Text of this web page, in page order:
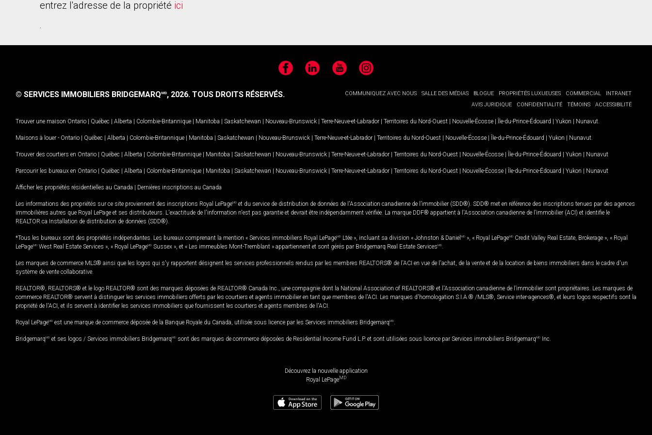
entrez l'adresse de la propriété ici
.
FacebookLinkedIn YouTubeInstagram
COMMUNIQUEZ AVEC NOUS SALLE DES MÉDIAS BLOGUE PROPRIÉTÉS LUXUEUSES COMMERCIAL
INTRANET
AVIS JURIDIQUE
CONFIDENTIALITÉ TÉMOINS ACCESSIBILITÉ
© SERVICES IMMOBILIERS BRIDGEMARQMD, 2026. TOUS DROITS RÉSERVÉS.
Trouver une maison Ontario | Québec | Alberta | Colombie-Britannique | Manitoba | Saskatchewan | Nouveau-Brunswick | Terre-Neuve-et-Labrador | Territoires du Nord-Ouest | Nouvelle-Écosse | Île-du-Prince-Édouard | Yukon | Nunavut
Maisons à louer - Ontario | Québec | Alberta | Colombie-Britannique | Manitoba | Saskatchewan | Nouveau-Brunswick | Terre-Neuve-et-Labrador | Territoires du Nord-Ouest | Nouvelle-Écosse | Île-du-Prince-Édouard | Yukon | Nunavut
Trouver des courtiers en Ontario | Québec | Alberta | Colombie-Britannique | Manitoba | Saskatchewan | Nouveau-Brunswick | Terre-Neuve-et-Labrador | Territoires du Nord-Ouest | Nouvelle-Écosse | Île-du-Prince-Édouard | Yukon | Nunavut
Parcourir les bureaux en Ontario | Québec | Alberta | Colombie-Britannique | Manitoba | Saskatchewan | Nouveau-Brunswick | Terre-Neuve-et-Labrador | Territoires du Nord-Ouest | Nouvelle-Écosse | Île-du-Prince-Édouard | Yukon | Nunavut
Afficher les propriétés résidentielles au Canada | Dernières inscriptions au Canada
Les informations des propriétés sur ce site proviennent des inscriptions Royal LePageMD et du service de distribution de données de l'Association canadienne de l’immobilier (SDD®). SDD® met en référence des inscriptions tenues par des agences
immobilières autres que Royal LePage et ses distributeurs. L'exactitude de l'information n'est pas garantie et devrait être indépendamment vérifiée. La marque DDF® appartient à l'Association canadienne de l’immobilier (ACI) et identifie le
REALTOR.ca Installation de distribution de données (SDD®).
*Tous les bureaux sont des propriétés indépendantes. Les bureaux comprenant la mention « Services immobiliers Royal LePageMD Ltée », incluant sa division « Johnston & Daniel MD », « Royal LePageMD Credit Valley Real Estate, Brokerage », « Royal
LePageMD West Real Estate Services », « Royal LePageMD Sussex », et « Les immeubles Mont-Tremblant » appartiennent et sont gérés par Bridgemarq Real Estate ServicesMD
Les marques de commerce MLS® ainsi que les logos qui s'y rapportent désignent les services professionnels rendus par les membres REALTORS® de l'ACI en vue de l'achat, de la vente et de la location de biens immobiliers dans le cadre d'un
système de vente collaborative.
REALTOR®, REALTORS® et le logo REALTOR® sont des marques déposées de REALTOR® Canada Inc., une compagnie dont la National Association of REALTORS® et l'Association canadienne de l’immobilier sont propriétaires. Les marques de
commerce REALTOR® servent à distinguer les services immobiliers offerts par les courtiers et agents immobilier en tant que membres de l'ACI. Les marques d'homologation S.I.A.® /MLS®, Service inter-agences®, et leurs logos respectifs sont la
propriété de l'ACI, et ils servent à identifier les services immobiliers que fournissent les courtiers et agents membres de l'ACI.
Royal LePageMD est une marque de commerce déposée de la Banque Royale du Canada, utilisée sous licence par les Services immobiliers BridgemarqMD
BridgemarqMD et ses logos / Services immobiliers BridgemarqMD sont des marques de commerce déposées de Residential Income Fund L.P. et sont utilisées sous licence par Services immobiliers BridgemarqMD Inc.
Découvrez la nouvelle application
Royal LePageMD